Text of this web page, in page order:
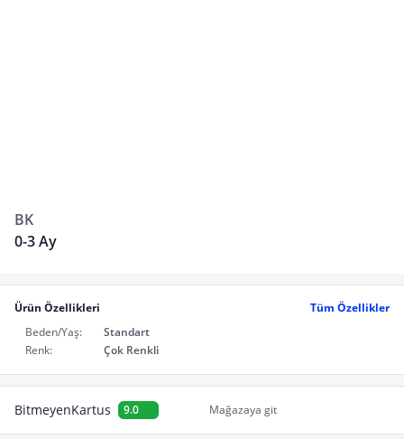
BK
0-3 Ay
Ürün Özellikleri
Tüm Özellikler
Beden/Yaş:
Standart
Renk:
Çok Renkli
BitmeyenKartus 9.0 Mağazaya git